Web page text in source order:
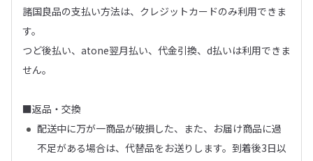
諸国良品の支払い方法は、クレジットカードのみ利用できま
す。
つど後払い、atone翌月払い、代金引換、d払いは利用できま
せん。
■返品・交換
配送中に万が一商品が破損した、また、お届け商品に過
不足がある場合は、代替品をお送りします。到着後3日以